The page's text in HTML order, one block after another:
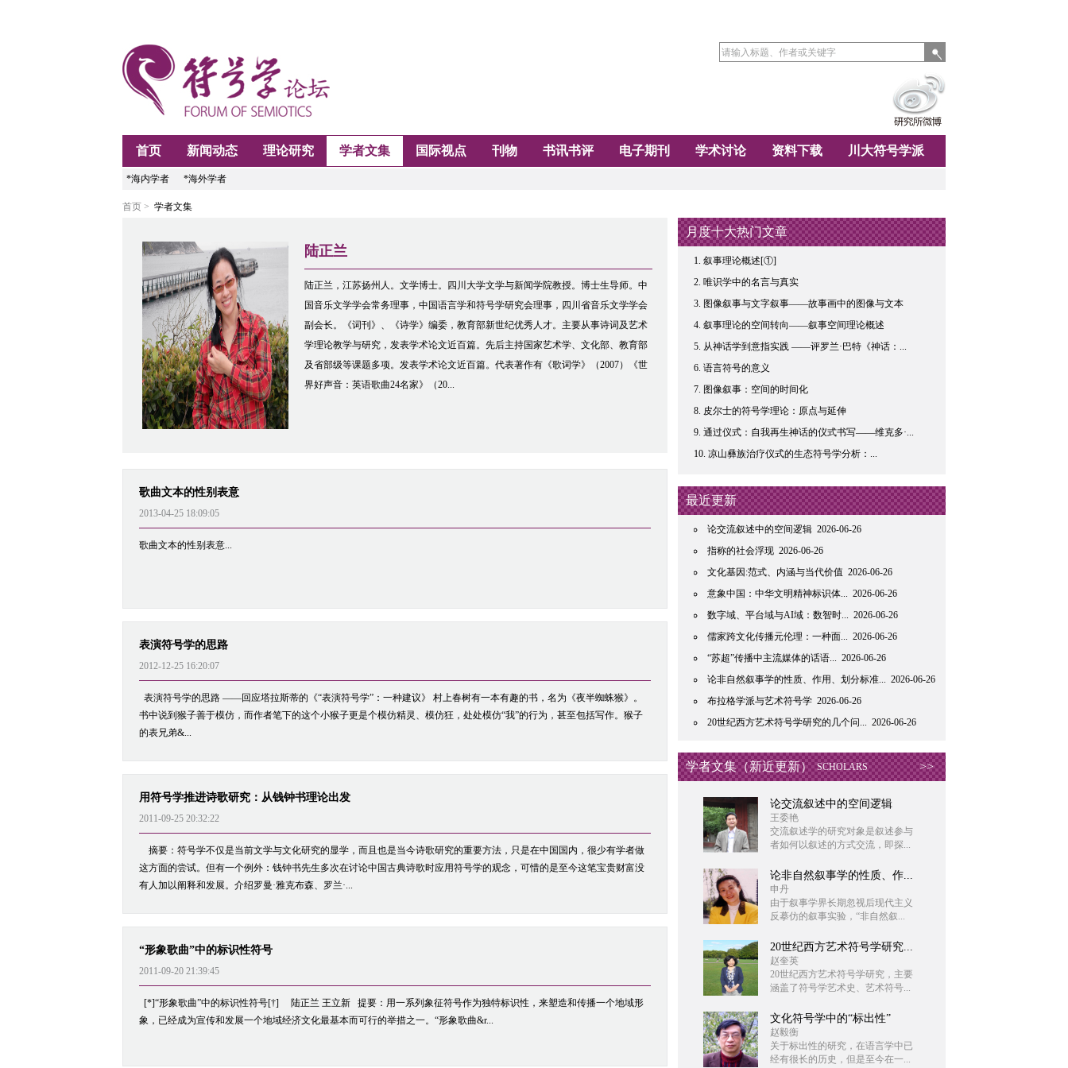
首页 新闻动态 理论研究 学者文集 国际视点 刊物 书讯书评 电子期刊 学术讨论 资料下载 川大符号学派
*海内学者 *海外学者
首页 > 学者文集
陆正兰
陆正兰，江苏扬州人。文学博士。四川大学文学与新闻学院教授。博士生导师。中
国音乐文学学会常务理事，中国语言学和符号学研究会理事，四川省音乐文学学会
副会长。《词刊》、《诗学》编委，教育部新世纪优秀人才。主要从事诗词及艺术
学理论教学与研究，发表学术论文近百篇。先后主持国家艺术学、文化部、教育部
及省部级等课题多项。发表学术论文近百篇。代表著作有《歌词学》（2007）《世
界好声音：英语歌曲24名家》（20...
歌曲文本的性别表意
2013-04-25 18:09:05
歌曲文本的性别表意...
表演符号学的思路
2012-12-25 16:20:07
表演符号学的思路 ——回应塔拉斯蒂的《“表演符号学”：一种建议》 村上春树有一本有趣的书，名为《夜半蜘蛛猴》。
书中说到猴子善于模仿，而作者笔下的这个小猴子更是个模仿精灵、模仿狂，处处模仿“我”的行为，甚至包括写作。猴子
的表兄弟&...
用符号学推进诗歌研究：从钱钟书理论出发
2011-09-25 20:32:22
摘要：符号学不仅是当前文学与文化研究的显学，而且也是当今诗歌研究的重要方法，只是在中国国内，很少有学者做
这方面的尝试。但有一个例外：钱钟书先生多次在讨论中国古典诗歌时应用符号学的观念，可惜的是至今这笔宝贵财富没
有人加以阐释和发展。介绍罗曼·雅克布森、罗兰·...
“形象歌曲”中的标识性符号
2011-09-20 21:39:45
[*]“形象歌曲”中的标识性符号[†] 陆正兰 王立新 提要：用一系列象征符号作为独特标识性，来塑造和传播一个地域形
象，已经成为宣传和发展一个地域经济文化最基本而可行的举措之一。“形象歌曲&r...
月度十大热门文章
叙事理论概述[①]
唯识学中的名言与真实
图像叙事与文字叙事——故事画中的图像与文本
叙事理论的空间转向——叙事空间理论概述
从神话学到意指实践 ——评罗兰·巴特《神话：...
语言符号的意义
图像叙事：空间的时间化
皮尔士的符号学理论：原点与延伸
通过仪式：自我再生神话的仪式书写——维克多·...
凉山彝族治疗仪式的生态符号学分析：...
最近更新
论交流叙述中的空间逻辑 2026-06-26
指称的社会浮现 2026-06-26
文化基因:范式、内涵与当代价值 2026-06-26
意象中国：中华文明精神标识体... 2026-06-26
数字域、平台域与AI域：数智时... 2026-06-26
儒家跨文化传播元伦理：一种面... 2026-06-26
“苏超”传播中主流媒体的话语... 2026-06-26
论非自然叙事学的性质、作用、划分标准... 2026-06-26
布拉格学派与艺术符号学 2026-06-26
20世纪西方艺术符号学研究的几个问... 2026-06-26
学者文集（新近更新） SCHOLARS >>
论交流叙述中的空间逻辑
王委艳
交流叙述学的研究对象是叙述参与
者如何以叙述的方式交流，即探...
论非自然叙事学的性质、作...
申丹
由于叙事学界长期忽视后现代主义
反摹仿的叙事实验，“非自然叙...
20世纪西方艺术符号学研究...
赵奎英
20世纪西方艺术符号学研究，主要
涵盖了符号学艺术史、艺术符号...
文化符号学中的“标出性”
赵毅衡
关于标出性的研究，在语言学中已
经有很长的历史，但是至今在一...